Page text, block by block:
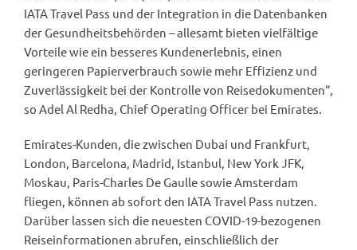
IATA Travel Pass und der Integration in die Datenbanken
der Gesundheitsbehörden – allesamt bieten vielfältige
Vorteile wie ein besseres Kundenerlebnis, einen
geringeren Papierverbrauch sowie mehr Effizienz und
Zuverlässigkeit bei der Kontrolle von Reisedokumenten“,
so Adel Al Redha, Chief Operating Officer bei Emirates.
Emirates-Kunden, die zwischen Dubai und Frankfurt,
London, Barcelona, Madrid, Istanbul, New York JFK,
Moskau, Paris-Charles De Gaulle sowie Amsterdam
fliegen, können ab sofort den IATA Travel Pass nutzen.
Darüber lassen sich die neuesten COVID-19-bezogenen
Reiseinformationen abrufen, einschließlich der